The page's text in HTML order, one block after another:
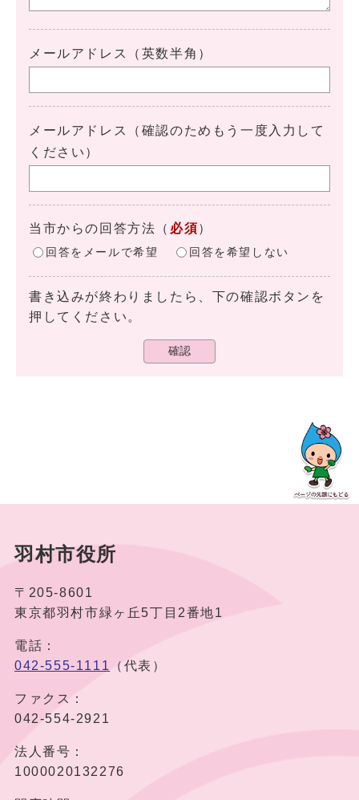
メールアドレス（英数半角）
メールアドレス（確認のためもう一度入力して
ください）
当市からの回答方法 （ 必須）
回答をメールで希望 回答を希望しない
書き込みが終わりましたら、下の確認ボタンを
押してください。
確認
羽村市役所
〒205-8601
東京都羽村市緑ヶ丘5丁目2番地1
電話：
042-555-1111
（代表）
ファクス：
042-554-2921
法人番号：
1000020132276